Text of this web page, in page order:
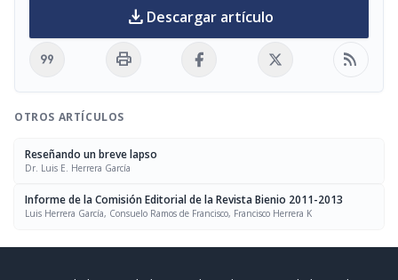
download Descargar artículo
format_quote print rss_feed
OTROS ARTÍCULOS
Reseñando un breve lapso
Dr. Luis E. Herrera García
Informe de la Comisión Editorial de la Revista Bienio 2011-2013
Luis Herrera García, Consuelo Ramos de Francisco, Francisco Herrera K